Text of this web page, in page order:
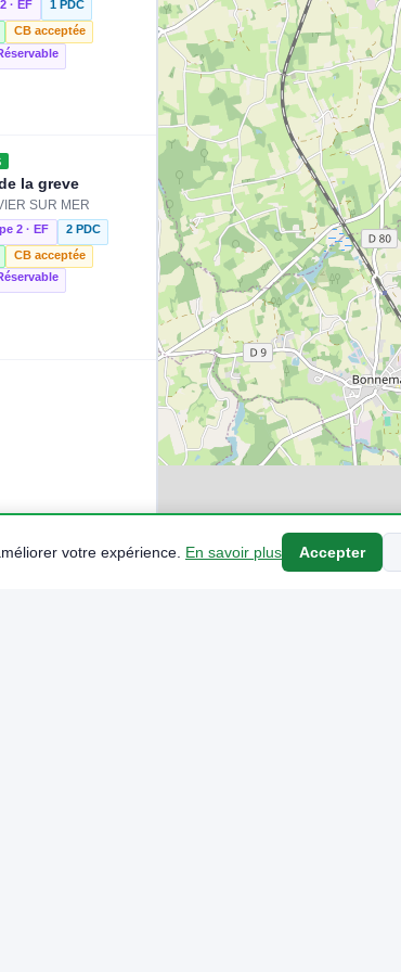
votre expérience. En savoir plus Accepter
· EF 1 PDC
CB acceptée
la greve
SUR MER
2 · EF 2 PDC
CB acceptée